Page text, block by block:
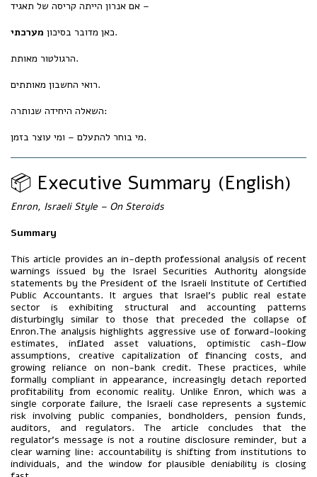
אם אנרון הייתה קריסה של תאגיד –
כאן מדובר בסיכון מערכתי
.
הרגולטור מאותת.
רואי החשבון מאותתים.
השאלה היחידה שנותרה:
מי בוחר להתעלם – ומי עוצר בזמן.
📦 Executive Summary (English)
Enron, Israeli Style – On Steroids
Summary
This article provides an in-depth professional analysis of recent
warnings issued by the Israel Securities Authority alongside
statements by the President of the Israeli Institute of Certified
Public Accountants. It argues that Israel’s public real estate
sector is exhibiting structural and accounting patterns
disturbingly similar to those that preceded the collapse of
Enron.The analysis highlights aggressive use of forward-looking
estimates, inflated asset valuations, optimistic cash-flow
assumptions, creative capitalization of financing costs, and
growing reliance on non-bank credit. These practices, while
formally compliant in appearance, increasingly detach reported
profitability from economic reality. Unlike Enron, which was a
single corporate failure, the Israeli case represents a systemic
risk involving public companies, bondholders, pension funds,
auditors, and regulators. The article concludes that the
regulator’s message is not a routine disclosure reminder, but a
clear warning line: accountability is shifting from institutions to
individuals, and the window for plausible deniability is closing